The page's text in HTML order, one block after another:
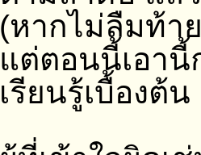
(หากไม่ลืมท้า
แต่ตอนนี้เอานี้
เรียนรู้เบื้องต้น